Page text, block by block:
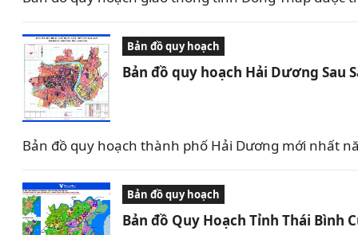
Bản đồ quy hoạch
Bản đồ quy hoạch Hải Dương Sau
Bản đồ quy hoạch thành phố Hải Dương mới nhất
Bản đồ quy hoạch
Bản đồ Quy Hoạch Tỉnh Thái Bình